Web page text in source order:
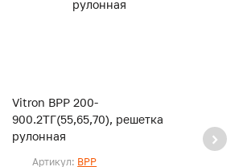
Vitron ВРР 200-
900.2ТГ(55,65,70), решетка
рулонная
Артикул: ВРР